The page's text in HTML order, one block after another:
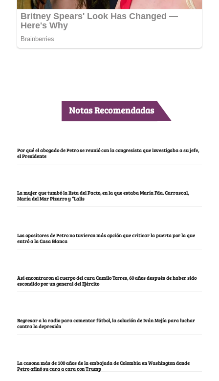
Notas Recomendadas
Por qué el abogado de Petro se reunió con la congresista que investigaba a su jefe,
el Presidente
La mujer que tumbó la lista del Pacto, en la que estaba María Fda. Carrascal,
María del Mar Pizarro y “Lalis
Los opositores de Petro no tuvieron más opción que criticar la puerta por la que
entró a la Casa Blanca
Así encontraron el cuerpo del cura Camilo Torres, 60 años después de haber sido
escondido por un general del Ejército
Regresar a la radio para comentar fútbol, la solución de Iván Mejía para luchar
contra la depresión
La casona más de 100 años de la embajada de Colombia en Washington donde
Petro afinó su cara a cara con Trump